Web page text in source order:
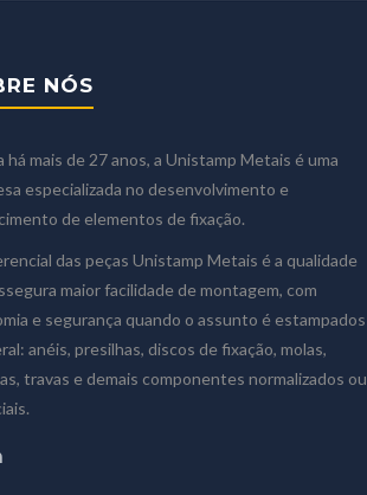
NÓS
há mais de 27 anos, a Unistamp Metais é uma
especializada no desenvolvimento e
de elementos de fixação.
das peças Unistamp Metais é a qualidade
maior facilidade de montagem, com
e segurança quando o assunto é estampados
anéis, presilhas, discos de fixação, molas,
travas e demais componentes normalizados ou